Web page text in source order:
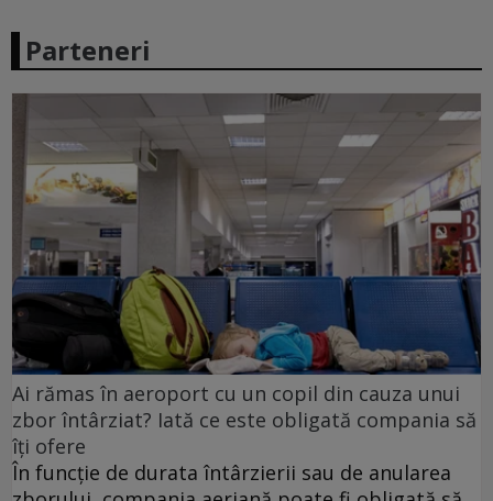
Parteneri
Ai rămas în aeroport cu un copil din cauza unui
zbor întârziat? Iată ce este obligată compania să
îți ofere
În funcție de durata întârzierii sau de anularea